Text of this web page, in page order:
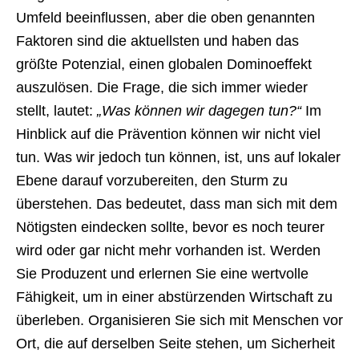
Umfeld beeinflussen, aber die oben genannten
Faktoren sind die aktuellsten und haben das
größte Potenzial, einen globalen Dominoeffekt
auszulösen. Die Frage, die sich immer wieder
stellt, lautet: „Was können wir dagegen tun?“Im
Hinblick auf die Prävention können wir nicht viel
tun. Was wir jedoch tun können, ist, uns auf lokaler
Ebene darauf vorzubereiten, den Sturm zu
überstehen. Das bedeutet, dass man sich mit dem
Nötigsten eindecken sollte, bevor es noch teurer
wird oder gar nicht mehr vorhanden ist. Werden
Sie Produzent und erlernen Sie eine wertvolle
Fähigkeit, um in einer abstürzenden Wirtschaft zu
überleben. Organisieren Sie sich mit Menschen vor
Ort, die auf derselben Seite stehen, um Sicherheit